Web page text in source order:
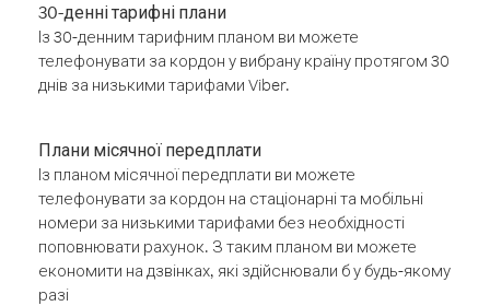
30-денні тарифні плани
Із 30-денним тарифним планом ви можете
телефонувати за кордон у вибрану країну протягом 30
днів за низькими тарифами Viber.
Плани місячної передплати
Із планом місячної передплати ви можете
телефонувати за кордон на стаціонарні та мобільні
номери за низькими тарифами без необхідності
поповнювати рахунок. З таким планом ви можете
економити на дзвінках, які здійснювали б у будь-якому
разі